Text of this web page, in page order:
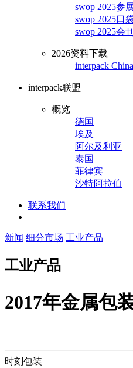
swop 2025参
swop 2025口
swop 2025会刊
2026资料下载
interpack
interpack联盟
概览
德国
埃及
阿尔及利亚
泰国
菲律宾
沙特阿拉伯
联系我们
新闻 细分市场 工业产品
工业产品
2017年金属包
时刻包装